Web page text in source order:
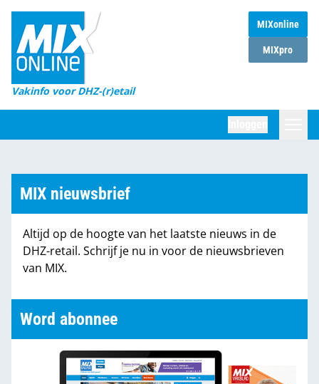
MIXonline
MIXpro
Vakinfo voor DHZ-(r)etail
Home
Magazines
DHZ Sessie
Marktcijfers
Partners
MIX nieuwsbrief
Altijd op de hoogte van het laatste nieuws in de
DHZ-retail. Schrijf je nu in voor de nieuwsbrieven
van MIX.
Word abonnee